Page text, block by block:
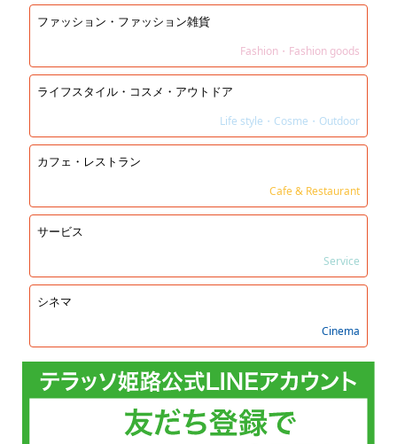
ファッション・ファッション雑貨
Fashion・Fashion goods
ライフスタイル・コスメ・アウトドア
Life style・Cosme・Outdoor
カフェ・レストラン
Cafe & Restaurant
サービス
Service
シネマ
Cinema